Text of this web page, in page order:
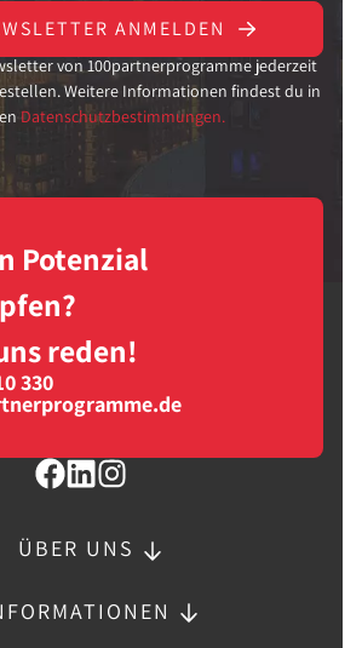
ANMELDEN
von 100partnerprogramme jederzeit
Weitere Informationen findest du in
Datenschutzbestimmungen.
Potenzial
reden!
330
ÜBER UNS